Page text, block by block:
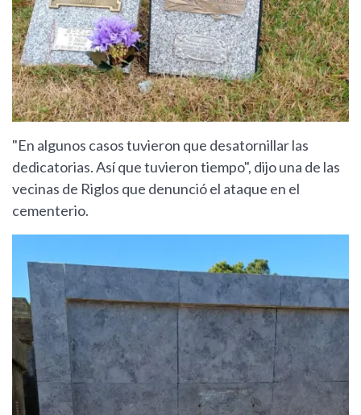
"En algunos casos tuvieron que desatornillar las
dedicatorias. Así que tuvieron tiempo", dijo una de las
vecinas de Riglos que denunció el ataque en el
cementerio.